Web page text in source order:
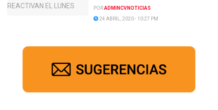
PORADMINCVNOTICIAS
24 ABRIL, 2020 - 10:27 PM